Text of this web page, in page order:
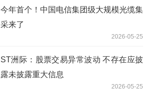
今年首个！中国电信集团级大规模光缆集
采来了
2026-05-25
ST洲际：股票交易异常波动 不存在应披
露未披露重大信息
2026-05-25